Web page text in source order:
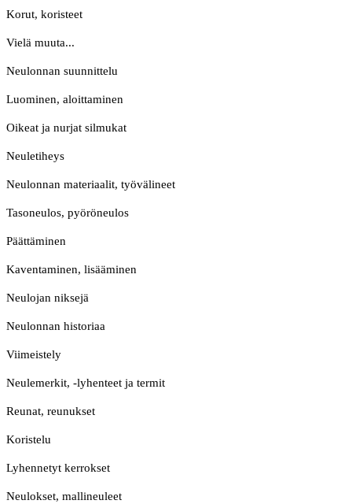
Korut, koristeet
Vielä muuta...
Neulonnan suunnittelu
Luominen, aloittaminen
Oikeat ja nurjat silmukat
Neuletiheys
Neulonnan materiaalit, työvälineet
Tasoneulos, pyöröneulos
Päättäminen
Kaventaminen, lisääminen
Neulojan niksejä
Neulonnan historiaa
Viimeistely
Neulemerkit, -lyhenteet ja termit
Reunat, reunukset
Koristelu
Lyhennetyt kerrokset
Neulokset, mallineuleet